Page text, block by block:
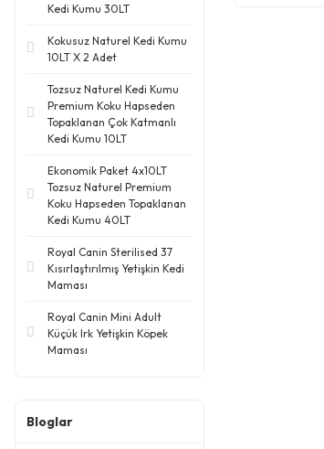
Kedi Kumu 30LT
Kokusuz Naturel Kedi Kumu
10LT X 2 Adet
Tozsuz Naturel Kedi Kumu
Premium Koku Hapseden
Topaklanan Çok Katmanlı
Kedi Kumu 10LT
Ekonomik Paket 4x10LT
Tozsuz Naturel Premium
Koku Hapseden Topaklanan
Kedi Kumu 40LT
Royal Canin Sterilised 37
Kısırlaştırılmış Yetişkin Kedi
Maması
Royal Canin Mini Adult
Küçük Irk Yetişkin Köpek
Maması
Bloglar